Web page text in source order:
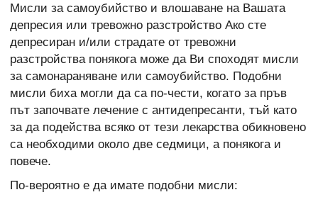
Мисли за самоубийство и влошаване на Вашата
депресия или тревожно разстройство Ако сте
депресиран и/или страдате от тревожни
разстройства понякога може да Ви споходят мисли
за самонараняване или самоубийство. Подобни
мисли биха могли да са по-чести, когато за пръв
път започвате лечение с антидепресанти, тъй като
за да подейства всяко от тези лекарства обикновено
са необходими около две седмици, а понякога и
повече.
По-вероятно е да имате подобни мисли: